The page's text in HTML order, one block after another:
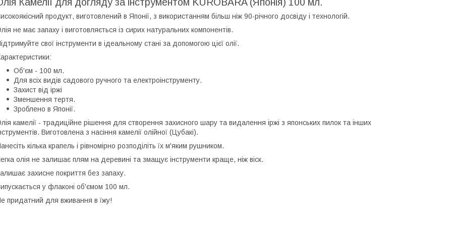
продукт, виготовлений в Японії, з використанням більш ніж 90-річного досвіду і технологій.
не має запаху і виготовляється із сирих натуральних компонентів.
свої інструменти в ідеальному стані за допомогою цієї олії.
Об'єм - 100 мл.
Для всіх видів садового ручного та електроінструменту.
Захист від іржі
Зменшення тертя.
Зроблено в Японії.
камелії - традиційне рішення для створення захисного шару та видалення іржі з японських пилок та інших
Виготовлена з насіння камелії олійної (Цубакі).
кілька крапель і рівномірно розподіліть їх м'яким рушником.
олія не залишає плям на деревині та змащує інструменти краще, ніж віск.
захисне покриття без запаху.
у флаконі об'ємом 100 мл.
придатний для вживання в їжу!